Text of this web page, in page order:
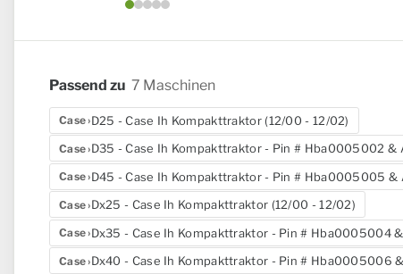
Passend zu 7 Maschinen
Case D25 - Case Ih Kompakttraktor (12/00 - 12/02)
Case D35 - Case Ih Kompakttraktor - Pin # Hba0005002 &
Case D45 - Case Ih Kompakttraktor - Pin # Hba0005005 &
Case Dx25 - Case Ih Kompakttraktor (12/00 - 12/02)
Case Dx35 - Case Ih Kompakttraktor - Pin # Hba0005004
Case Dx40 - Case Ih Kompakttraktor - Pin # Hba0005006